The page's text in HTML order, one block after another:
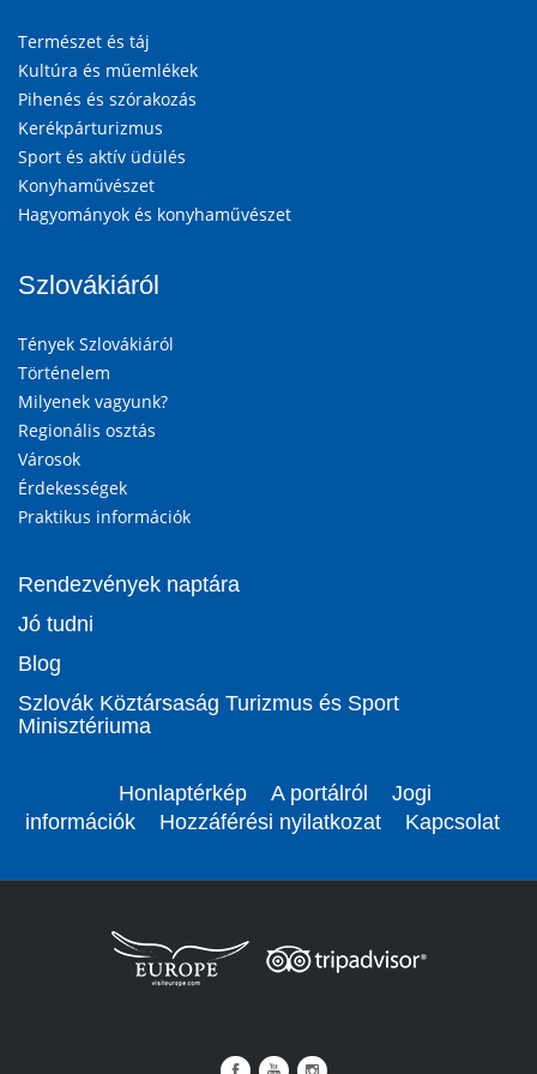
Természet és táj
Kultúra és műemlékek
Pihenés és szórakozás
Kerékpárturizmus
Sport és aktív üdülés
Konyhaművészet
Hagyományok és konyhaművészet
Szlovákiáról
Tények Szlovákiáról
Történelem
Milyenek vagyunk?
Regionális osztás
Városok
Érdekességek
Praktikus információk
Rendezvények naptára
Jó tudni
Blog
Szlovák Köztársaság Turizmus és Sport
Minisztériuma
Honlaptérkép A portálról
Jogi
információk
Hozzáférési nyilatkozat Kapcsolat